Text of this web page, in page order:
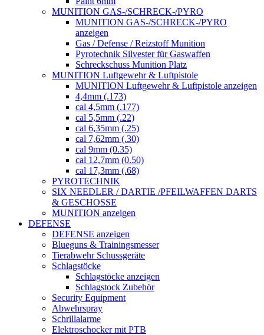
MUNITION GAS-/SCHRECK-/PYRO
MUNITION GAS-/SCHRECK-/PYRO
anzeigen
Gas / Defense / Reizstoff Munition
Pyrotechnik Silvester für Gaswaffen
Schreckschuss Munition Platz
MUNITION Luftgewehr & Luftpistole
MUNITION Luftgewehr & Luftpistole anzeigen
4,4mm (.173)
cal 4,5mm (.177)
cal 5,5mm (.22)
cal 6,35mm (.25)
cal 7,62mm (.30)
cal 9mm (0.35)
cal 12,7mm (0.50)
cal 17,3mm (.68)
PYROTECHNIK
SIX NEEDLER / DARTIE /PFEILWAFFEN DARTS
& GESCHOSSE
MUNITION anzeigen
DEFENSE
DEFENSE anzeigen
Blueguns & Trainingsmesser
Tierabwehr Schussgeräte
Schlagstöcke
Schlagstöcke anzeigen
Schlagstock Zubehör
Security Equipment
Abwehrspray
Schrillalarme
Elektroschocker mit PTB